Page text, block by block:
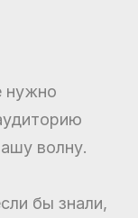
нужно
волну.
бы знали,